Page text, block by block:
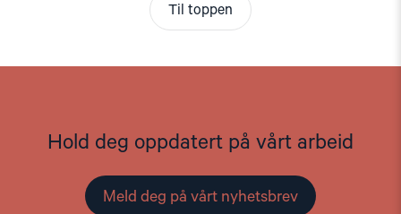
Til toppen
Hold deg oppdatert på vårt arbeid
Meld deg på vårt nyhetsbrev